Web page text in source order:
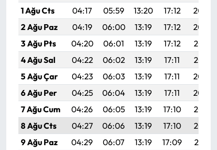
1 Ağu Cts
04:17 05:59 13:20 17:12
20:30
2 Ağu Paz
04:19 06:00 13:19 17:12
20:29
3 Ağu Pts
04:20 06:01 13:19 17:12
20:28
4 Ağu Sal
04:22 06:02 13:19 17:11
20:27
5 Ağu Çar
04:23 06:03 13:19 17:11
20:26
6 Ağu Per
04:25 06:04 13:19 17:11
20:24
7 Ağu Cum
04:26 06:05 13:19 17:10
20:23
8 Ağu Cts
04:27 06:06 13:19 17:10
20:22
9 Ağu Paz
04:29 06:07 13:19 17:09
20:21